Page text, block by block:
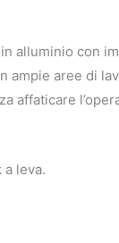
alluminio con
ampie aree di
affaticare
leva.